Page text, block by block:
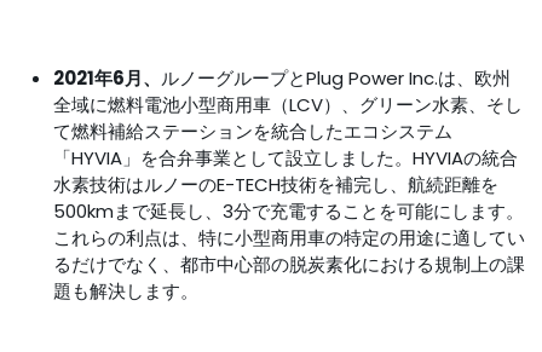
2021年6月、 ルノーグループとPlug Power Inc.は、欧州
全域に燃料電池小型商用車（LCV）、グリーン水素、そし
て燃料補給ステーションを統合したエコシステム
「HYVIA」を合弁事業として設立しました。HYVIAの統合
水素技術はルノーのE-TECH技術を補完し、航続距離を
500kmまで延長し、3分で充電することを可能にします。
これらの利点は、特に小型商用車の特定の用途に適してい
るだけでなく、都市中心部の脱炭素化における規制上の課
題も解決します。